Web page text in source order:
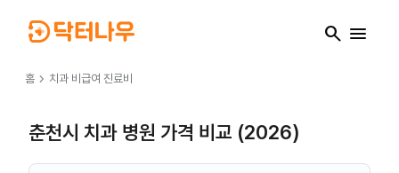
search menu
홈 chevron_right 치과 비급여 진료비
춘천시 치과 병원 가격 비교 (2026)